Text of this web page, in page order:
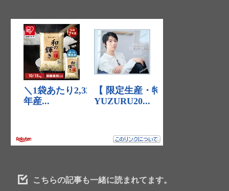
こちらの記事も一緒に読まれてます。